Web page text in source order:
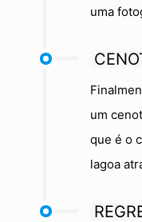
uma
um
que é o
lagoa